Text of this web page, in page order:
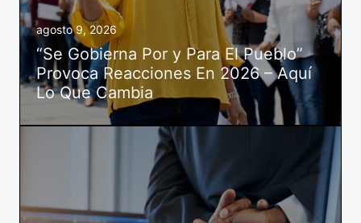
agosto 9, 2026
“Se Gobierna Por y Para El Pueblo”
Provoca Reacciones En 2026 – Aquí
Lo Que Cambia